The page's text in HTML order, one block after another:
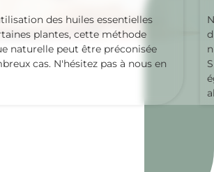
des huiles essentielles
plantes, cette méthode
naturelle peut être préconisée
cas. N'hésitez pas à nous en